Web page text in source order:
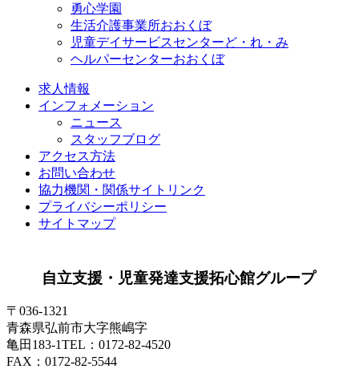
勇心学園
生活介護事業所おおくぼ
児童デイサービスセンターど・れ・み
ヘルパーセンターおおくぼ
求人情報
インフォメーション
ニュース
スタッフブログ
アクセス方法
お問い合わせ
協力機関・関係サイトリンク
プライバシーポリシー
サイトマップ
自立支援・児童発達支援拓心館グループ
〒036-1321
青森県弘前市大字熊嶋字
亀田183-1TEL：0172-82-4520
FAX：0172-82-5544